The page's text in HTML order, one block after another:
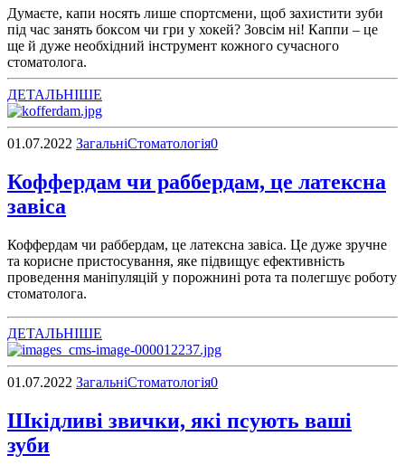
Думаєте, капи носять лише спортсмени, щоб захистити зуби
під час занять боксом чи гри у хокей? Зовсім ні! Каппи – це
ще й дуже необхідний інструмент кожного сучасного
стоматолога.
ДЕТАЛЬНІШЕ
01.07.2022 ЗагальніСтоматологія0
Коффердам чи раббердам, це латексна
завіса
Коффердам чи раббердам, це латексна завіса. Це дуже зручне
та корисне пристосування, яке підвищує ефективність
проведення маніпуляцій у порожнині рота та полегшує роботу
стоматолога.
ДЕТАЛЬНІШЕ
01.07.2022 ЗагальніСтоматологія0
Шкідливі звички, які псують ваші
зуби